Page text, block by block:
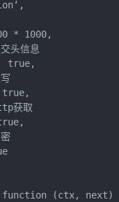
* 1000,
头信息
true,
获取
function (ctx, next)